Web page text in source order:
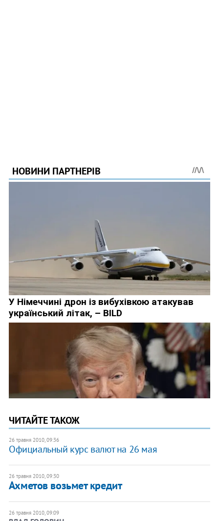
ЧИТАЙТЕ ТАКОЖ
26 травня 2010, 09:36
Официальный курс валют на 26 мая
26 травня 2010, 09:30
Ахметов возьмет кредит
26 травня 2010, 09:09